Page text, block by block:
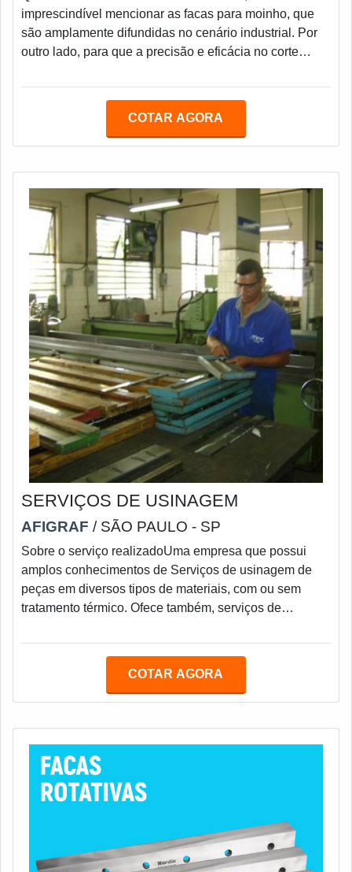
imprescindível mencionar as facas para moinho, que
são amplamente difundidas no cenário industrial. Por
outro lado, para que a precisão e eficácia no corte
fabricante de facas para moinho.Para que seja
qualificada, utilização de matéria-prima de qualidade e
COTAR AGORA
SERVIÇOS DE USINAGEM
AFIGRAF / SÃO PAULO - SP
Sobre o serviço realizadoUma empresa que possui
amplos conhecimentos de Serviços de usinagem de
peças em diversos tipos de materiais, com ou sem
tratamento térmico. Ofece também, serviços de
tendem a mexer na estabilidade dos aços que são
as normas e sequências de operações, podem até
COTAR AGORA